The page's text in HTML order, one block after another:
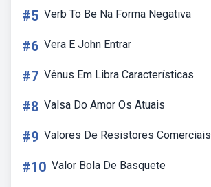
#5 Verb To Be Na Forma Negativa
#6 Vera E John Entrar
#7 Vênus Em Libra Características
#8 Valsa Do Amor Os Atuais
#9 Valores De Resistores Comerciais
#10 Valor Bola De Basquete